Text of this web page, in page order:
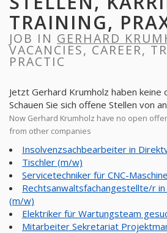
TRAINING,
JOB IN GERHARD
VACANCIES, CAREER,
PRACTIC
Jetzt Gerhard Krumholz haben keine
Schauen Sie sich offene Stellen von
Now Gerhard Krumholz have no open
from other companies
Insolvenzsachbearbeiter in
Tischler (m/w)
Servicetechniker für CNC-
Rechtsanwaltsfachangestellte/r
(m/w)
Elektriker für Wartungsteam
Mitarbeiter Sekretariat